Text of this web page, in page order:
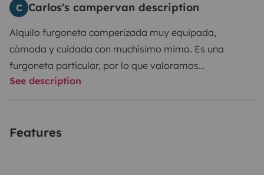
C Carlos's campervan description
Alquilo furgoneta camperizada muy equipada,
cómoda y cuidada con muchísimo mimo. Es una
furgoneta particular, por lo que valoramos
especialmente que las personas que la alquilen la
dos fuegos de butano
See description
Features